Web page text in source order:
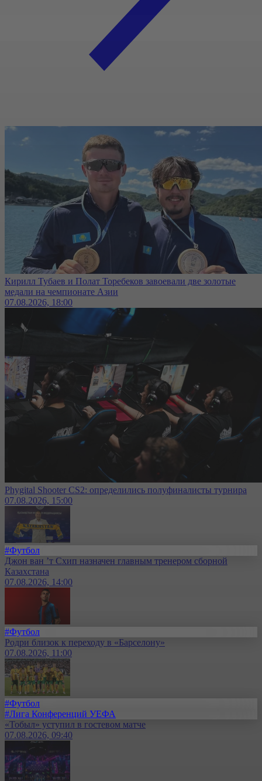
Кирилл Тубаев и Полат Торебеков завоевали две золотые
медали на чемпионате Азии
07.08.2026, 18:00
Phygital Shooter CS2: определились полуфиналисты турнира
07.08.2026, 15:00
#Футбол
Джон ван ’т Схип назначен главным тренером сборной
Казахстана
07.08.2026, 14:00
#Футбол
Родри близок к переходу в «Барселону»
07.08.2026, 11:00
#Футбол
#Лига Конференций УЕФА
«Тобыл» уступил в гостевом матче
07.08.2026, 09:40